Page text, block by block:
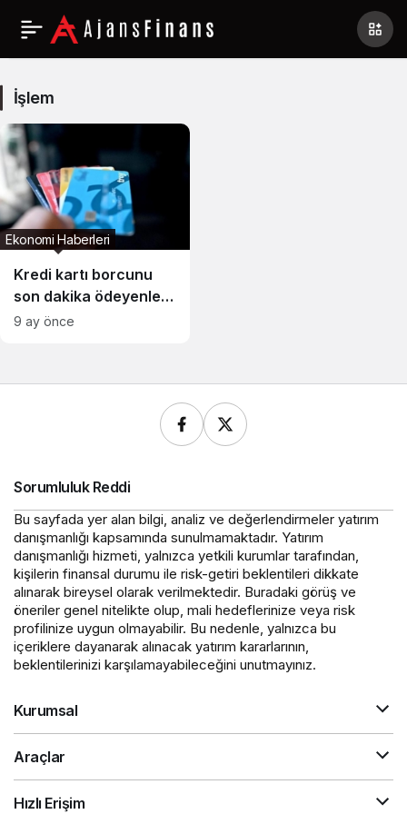
İşlem
Haberleri
İşlem
Kredi kartı borcunu
son dakika ödeyenler
yandı
Ekonomi Haberleri
9 ay önce
Sorumluluk Reddi
Bu sayfada yer alan bilgi, analiz ve değerlendirmeler yatırım
danışmanlığı kapsamında sunulmamaktadır. Yatırım
danışmanlığı hizmeti, yalnızca yetkili kurumlar tarafından,
kişilerin finansal durumu ile risk-getiri beklentileri dikkate
alınarak bireysel olarak verilmektedir. Buradaki görüş ve
öneriler genel nitelikte olup, mali hedeflerinize veya risk
profilinize uygun olmayabilir. Bu nedenle, yalnızca bu
içeriklere dayanarak alınacak yatırım kararlarının,
beklentilerinizi karşılamayabileceğini unutmayınız.
Kurumsal
Araçlar
Hızlı Erişim